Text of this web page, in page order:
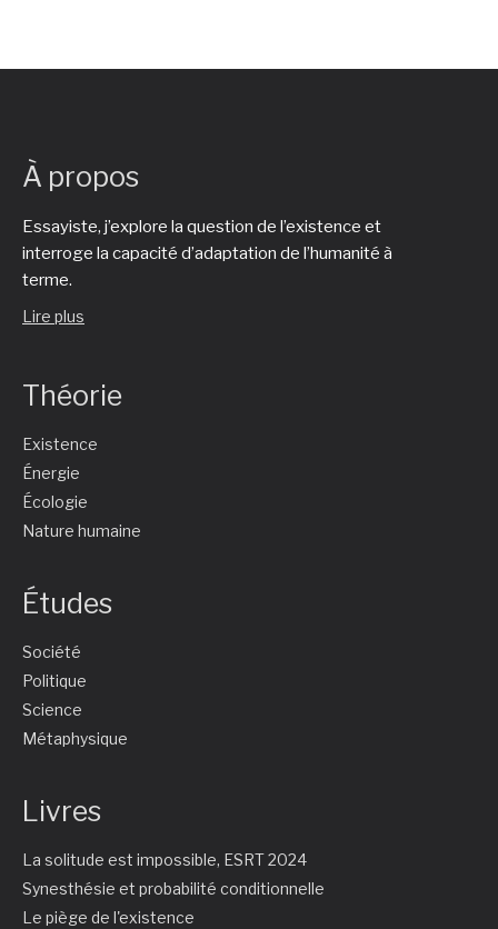
À propos
Essayiste, j’explore la question de l’existence et
interroge la capacité d’adaptation de l’humanité à
terme.
Lire plus
Théorie
Existence
Énergie
Écologie
Nature humaine
Études
Société
Politique
Science
Métaphysique
Livres
La solitude est impossible, ESRT 2024
Synesthésie et probabilité conditionnelle
Le piège de l'existence